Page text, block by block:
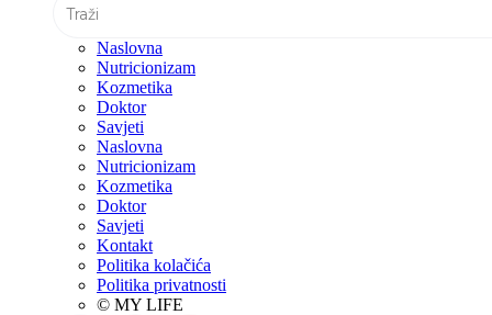
Naslovna
Nutricionizam
Kozmetika
Doktor
Savjeti
Naslovna
Nutricionizam
Kozmetika
Doktor
Savjeti
Kontakt
Politika kolačića
Politika privatnosti
© MY LIFE